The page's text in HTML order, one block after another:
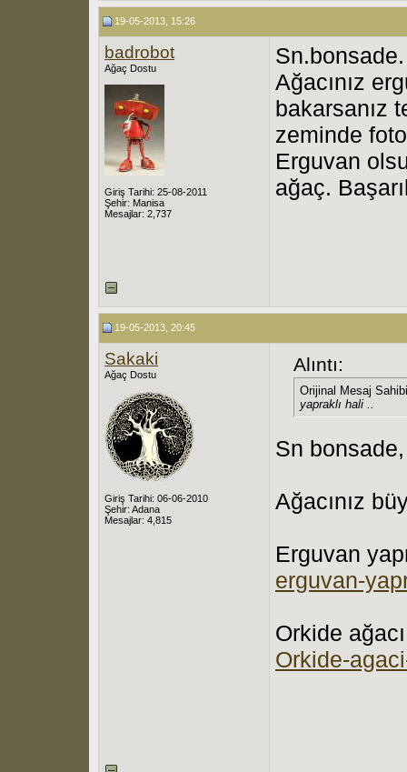
19-05-2013, 15:26
badrobot
Ağaç Dostu
Giriş Tarihi: 25-08-2011
Şehir: Manisa
Mesajlar: 2,737
Sn.bonsade.
Ağacınız
bakarsanız
zeminde
Erguvan
ağaç.
19-05-2013, 20:45
Sakaki
Ağaç Dostu
Giriş Tarihi: 06-06-2010
Şehir: Adana
Mesajlar: 4,815
Alıntı:
Orijinal Mesaj
yapraklı hali ..
Sn bonsade,
Ağacınız
Erguvan
erguvan-
Orkide
Orkide-